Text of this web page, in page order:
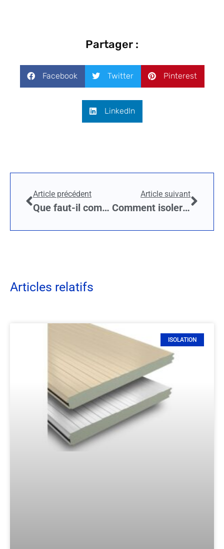
Partager :
Facebook Twitter Pinterest
LinkedIn
Article précédent
Que faut-il comprendre pour isoler les combles ?
Article suivant
Comment isoler sa maison à l’aide d’une isolation écologique ?
Articles relatifs
ISOLATION